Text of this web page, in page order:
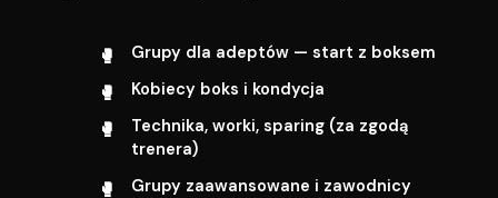
Grupy dla adeptów — start z boksem
Kobiecy boks i kondycja
Technika, worki, sparing (za zgodą
trenera)
Grupy zaawansowane i zawodnicy